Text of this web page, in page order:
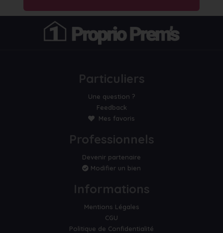
Particuliers
Une question ?
Feedback
Mes favoris
Professionnels
Devenir partenaire
Modifier un bien
Informations
Mentions Légales
CGU
Politique de Confidentialité